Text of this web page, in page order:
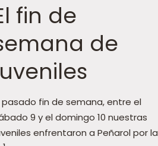
fin de
de
pasado fin de semana, entre el
9 y el domingo 10 nuestras
enfrentaron a Peñarol por la